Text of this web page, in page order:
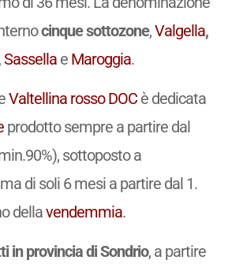
cinque sottozone,Valgella,
Sassella e Maroggia.
Valtellina rosso DOCè dedicata
prodotto sempre a partire dal
sottoposto a
di soli 6 mesi a partire dal 1.
dellavendemmia.
in provincia di Sondrio, a partire